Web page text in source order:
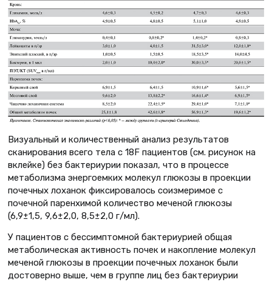
Визуальный и количественный анализ результатов
сканирования всего тела с 18F пациентов (см. рисунок на
вклейке) без бактериурии показал, что в процессе
метаболизма энергоемких молекул глюкозы в проекции
почечных лоханок фиксировалось соизмеримое с
почечной паренхимой количество меченой глюкозы
(6,9±1,5, 9,6±2,0, 8,5±2,0 г/мл).
У пациентов с бессимптомной бактериурией общая
метаболическая активность почек и накопление молекул
меченой глюкозы в проекции почечных лоханок были
достоверно выше, чем в группе лиц без бактериурии